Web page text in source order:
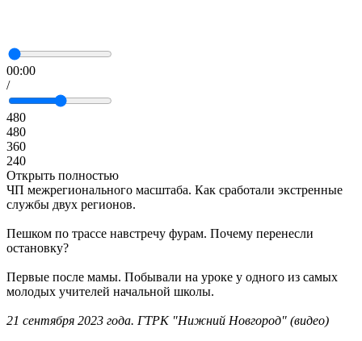
00:00
/
480
480
360
240
Открыть полностью
ЧП межрегионального масштаба. Как сработали экстренные
службы двух регионов.
Пешком по трассе навстречу фурам. Почему перенесли
остановку?
Первые после мамы. Побывали на уроке у одного из самых
молодых учителей начальной школы.
21 сентября 2023 года. ГТРК "Нижний Новгород" (видео)